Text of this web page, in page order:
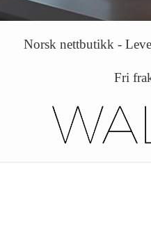
Norsk nettbutikk -
Fri